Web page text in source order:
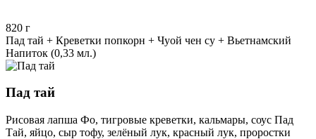
820 г
Пад тай + Креветки попкорн + Чуой чен су + Вьетнамский
Напиток (0,33 мл.)
Пад тай
Рисовая лапша Фо, тигровые креветки, кальмары, соус Пад
Тай, яйцо, сыр тофу, зелёный лук, красный лук, проростки